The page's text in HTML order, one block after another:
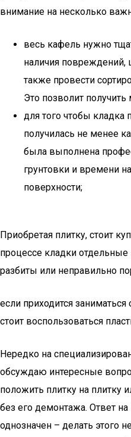
внимание на несколько
весь кафель нужно
наличия повреждений,
также провести
Это позволит
для того чтобы кладка
получилась не менее
была выполнена
грунтовки и времени
поверхности;
Приобретая плитку, стоит
процессе кладки
разбиты или неправильно
если приходится
стоит воспользоваться
Нередко на
обсуждаю интересные
положить плитку на плитку
без его демонтажа. Ответ
однозначен – делать этого